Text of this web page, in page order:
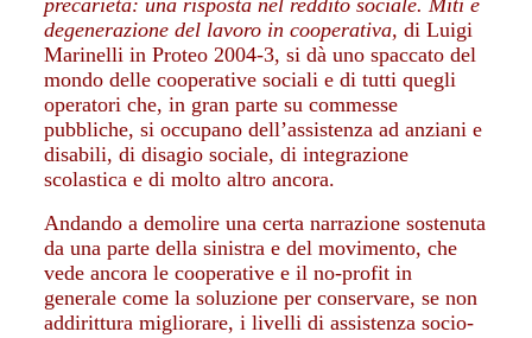
degenerazione del lavoro in cooperativa, di Luigi
Marinelli in Proteo 2004-3, si dà uno spaccato del
mondo delle cooperative sociali e di tutti quegli
operatori che, in gran parte su commesse
pubbliche, si occupano dell’assistenza ad anziani e
disabili, di disagio sociale, di integrazione
scolastica e di molto altro ancora.
Andando a demolire una certa narrazione sostenuta
da una parte della sinistra e del movimento, che
vede ancora le cooperative e il no-profit in
generale come la soluzione per conservare, se non
addirittura migliorare, i livelli di assistenza socio-